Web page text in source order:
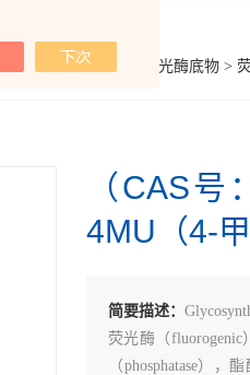
Glycosynth显色酶和荧光酶底物 >
（CAS号
4MU（4-
简要描述：
荧光酶（fluorogenic
（phosphatase），